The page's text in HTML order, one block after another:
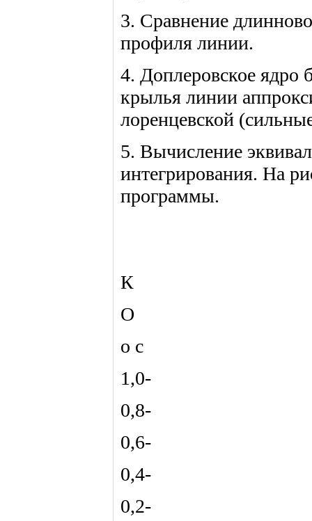
3. Сравнение
профиля линии.
4. Доплеровское ядро
крылья линии
лоренцевской
5. Вычисление
интегрирования. На
программы.
К
О
о с
1,0-
0,8-
0,6-
0,4-
0,2-